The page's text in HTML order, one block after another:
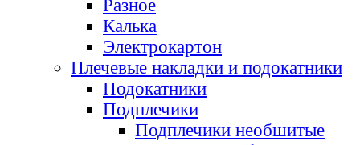
Разное
Калька
Электрокартон
Плечевые накладки и подокатники
Подокатники
Подплечики
Подплечики необшитые